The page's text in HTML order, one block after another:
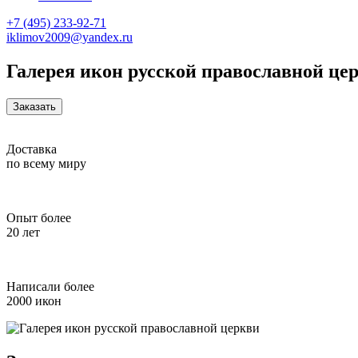
+7 (495) 233-92-71
iklimov2009@yandex.ru
Галерея икон русской православной
Заказать
Доставка
по всему миру
Опыт более
20 лет
Написали более
2000 икон